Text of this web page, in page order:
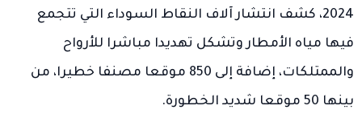
2024، كشف انتشار آلاف النقاط السوداء التي تتجمع
فيها مياه الأمطار وتشكل تهديدا مباشرا للأرواح
والممتلكات، إضافة إلى 850 موقعا مصنفا خطيرا، من
بينها 50 موقعا شديد الخطورة.